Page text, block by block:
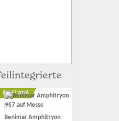
8. Juli 2026
Benimar Amphitryon